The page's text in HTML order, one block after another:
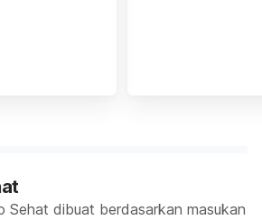
Sehat dibuat berdasarkan masukan